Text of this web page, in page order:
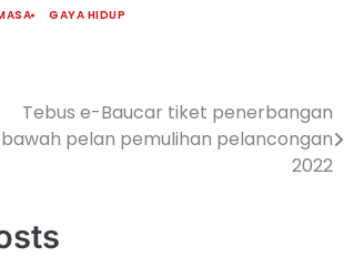
GAYA HIDUP
Tebus e-Baucar tiket penerbangan
bawah pelan pemulihan pelancongan
2022